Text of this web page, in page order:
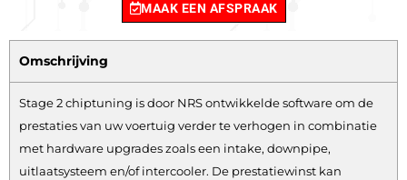
MAAK EEN AFSPRAAK
Omschrijving
Stage 2 chiptuning is door NRS ontwikkelde software om de
prestaties van uw voertuig verder te verhogen in combinatie
met hardware upgrades zoals een intake, downpipe,
uitlaatsysteem en/of intercooler. De prestatiewinst kan